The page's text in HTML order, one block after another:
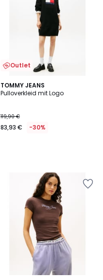
Outlet
TOMMY JEANS
Pulloverkleid mit Logo
119,90 €
83,93 € -30%